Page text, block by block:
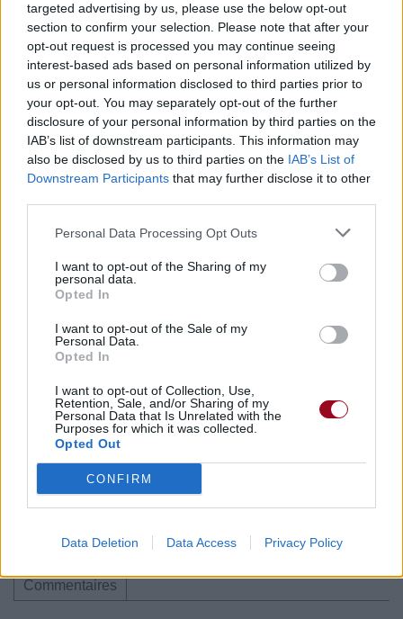
targeted advertising by us, please use the below opt-out
section to confirm your selection. Please note that after your
opt-out request is processed you may continue seeing
interest-based ads based on personal information utilized by
us or personal information disclosed to third parties prior to
your opt-out. You may separately opt-out of the further
disclosure of your personal information by third parties on the
IAB’s list of downstream participants. This information may
also be disclosed by us to third parties on the IAB’s List of
Downstream Participants that may further disclose it to other
Personal Data Processing Opt Outs
I want to opt-out of the Sharing of my
personal data.
Opted In
I want to opt-out of the Sale of my
Personal Data.
Opted In
I want to opt-out of Collection, Use,
Retention, Sale, and/or Sharing of my
Personal Data that Is Unrelated with the
Purposes for which it was collected.
Opted Out
CONFIRM
Data Deletion Data Access Privacy Policy
Et j'ai ressenti trop de choses, trop de choses
Publié para girl in the fog 24795 4
2017 à 6h32.
Chanteurs :
Albums : Low Kii Savage [Ep]
Commentaires